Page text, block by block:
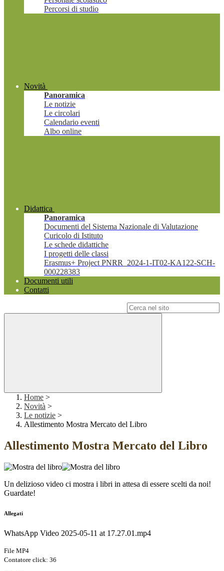
Percorsi di studio
Novità
Panoramica
Le notizie
Le circolari
Calendario eventi
Albo online
Didattica
Panoramica
Documenti del Sistema Nazionale di Valutazione
Curicolo di Istituto
Le schede didattiche
I progetti delle classi
Erasmus+ Project PNRR_2024-1-IT02-KA122-SCH-
000228383
Documenti utili
Contatti
Home >
Novità >
Le notizie >
Allestimento Mostra Mercato del Libro
Allestimento Mostra Mercato del Libro
Un delizioso video ci mostra i libri in attesa di essere scelti da noi!
Guardate!
Allegati
WhatsApp Video 2025-05-11 at 17.27.01.mp4
File MP4
Contatore click: 36